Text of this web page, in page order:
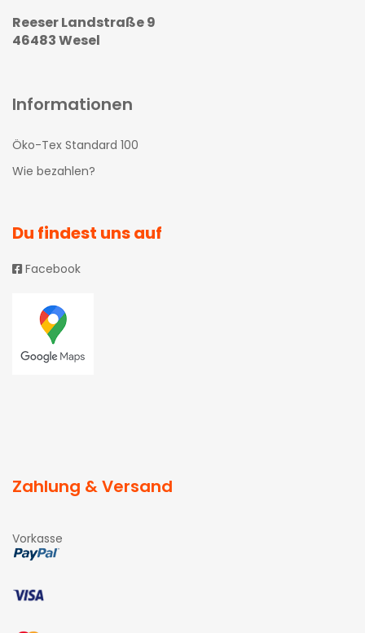
Reeser Landstraße 9
46483 Wesel
Informationen
Öko-Tex Standard 100
Wie bezahlen?
Du findest uns auf
Facebook
Zahlung & Versand
Vorkasse